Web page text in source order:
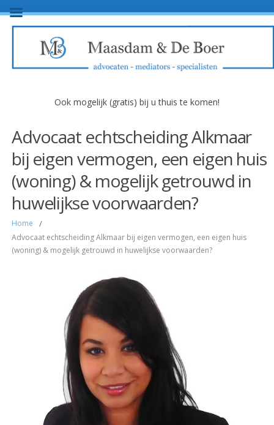
Ook mogelijk (gratis) bij u thuis te komen!
Advocaat echtscheiding Alkmaar
bij eigen vermogen, een eigen huis
(woning) & mogelijk getrouwd in
huwelijkse voorwaarden?
Home /
Advocaat echtscheiding Alkmaar bij eigen vermogen, een eigen huis
(woning) & mogelijk getrouwd in huwelijkse voorwaarden?